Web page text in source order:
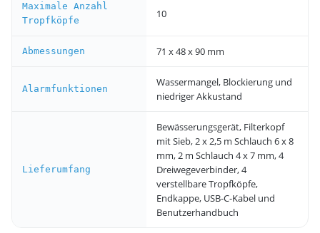
Maximale Anzahl
Tropfköpfe
10
Abmessungen 71 x 48 x 90 mm
Alarmfunktionen
Wassermangel, Blockierung und
niedriger Akkustand
Lieferumfang
Bewässerungsgerät, Filterkopf
mit Sieb, 2 x 2,5 m Schlauch 6 x 8
mm, 2 m Schlauch 4 x 7 mm, 4
Dreiwegeverbinder, 4
verstellbare Tropfköpfe,
Endkappe, USB-C-Kabel und
Benutzerhandbuch